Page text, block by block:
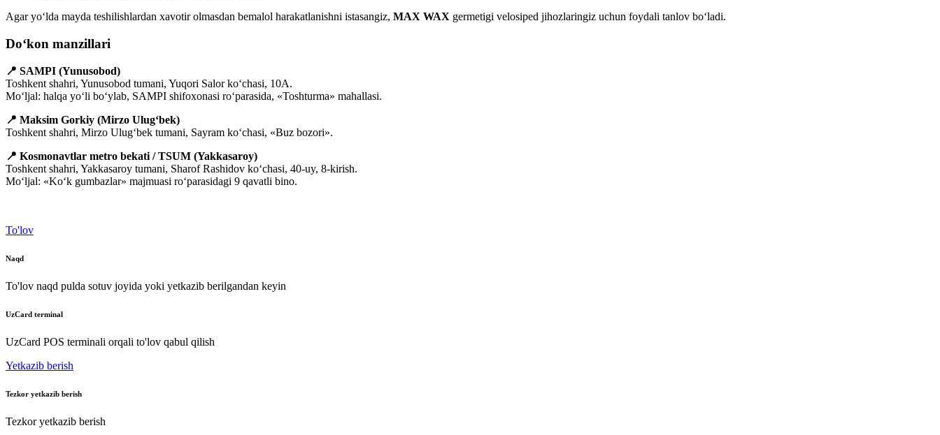
Agar yo‘lda mayda teshilishlardan xavotir olmasdan bemalol harakatlanishni istasangiz, MAX WAX germetigi velosiped jihozlaringiz uchun foydali tanlov bo‘ladi.
Do‘kon manzillari
📍 SAMPI (Yunusobod)
Toshkent shahri, Yunusobod tumani, Yuqori Salor ko‘chasi, 10A.
Mo‘ljal: halqa yo‘li bo‘ylab, SAMPI shifoxonasi ro‘parasida, «Toshturma» mahallasi.
📍 Maksim Gorkiy (Mirzo Ulug‘bek)
Toshkent shahri, Mirzo Ulug‘bek tumani, Sayram ko‘chasi, «Buz bozori».
📍 Kosmonavtlar metro bekati / TSUM (Yakkasaroy)
Toshkent shahri, Yakkasaroy tumani, Sharof Rashidov ko‘chasi, 40-uy, 8-kirish.
Mo‘ljal: «Ko‘k gumbazlar» majmuasi ro‘parasidagi 9 qavatli bino.
To'lov
Naqd
To'lov naqd pulda sotuv joyida yoki yetkazib berilgandan keyin
UzCard terminal
UzCard POS terminali orqali to'lov qabul qilish
Yetkazib berish
Tezkor yetkazib berish
Tezkor yetkazib berish